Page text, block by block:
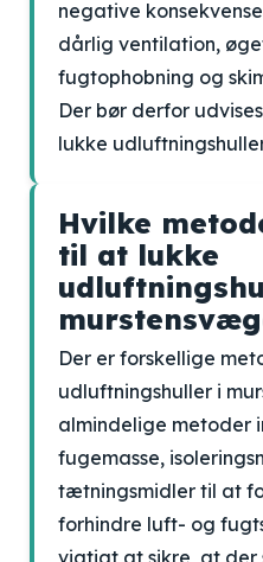
negative
dårlig ventilation,
fugtophobning og
Der bør derfor
lukke
Hvilke
til at lukke
Der er forskellige
udluftningshuller i
almindelige metoder
fugemasse,
tætningsmidler til at
forhindre luft- og
vigtigt at sikre, at